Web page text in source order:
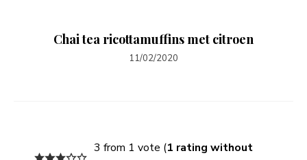
Chai tea ricottamuffins met citroen
11/02/2020
3 from 1 vote (1 rating without